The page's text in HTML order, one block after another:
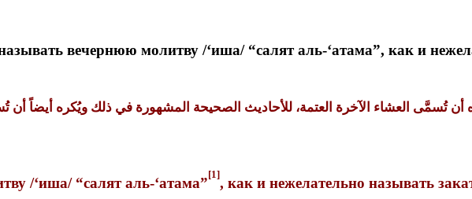
вечернюю молитву /‘иша/ “салят аль-‘атама”, как и
تُسمَّى العشاء الآخرة العتمة، للأحاديث الصحيحة المشهورة في ذلك ويُكره أيضاً أن
/‘иша/ “салят аль-‘атама”
[1]
, как и нежелательно называть